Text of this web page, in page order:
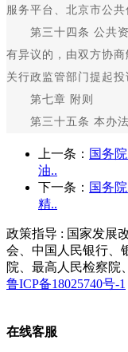
服务平台、北京市公
第三十四条 公共资
有异议的，由双方协
关行政监管部门提起投
第七章 附则
第三十五条 本办法
上一条： 国务
油..
下一条： 国务
精..
政策指导 : 国家发展
会、中国人民银行、
院、最高人民检察院
鲁ICP备18025740号-1
在线客服